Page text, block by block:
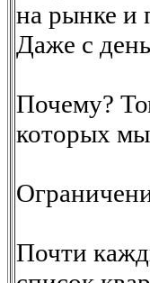
на рынке и
Даже с
Почему?
которых
Почти